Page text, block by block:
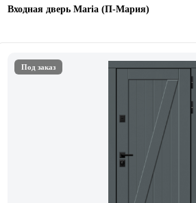
Входная дверь Maria (П-Мария)
Под заказ